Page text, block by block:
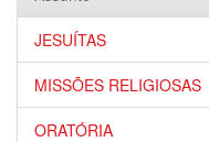
JESUÍTAS
MISSÕES RELIGIOSAS
ORATÓRIA